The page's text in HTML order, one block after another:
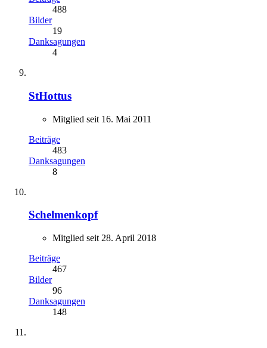
488
Bilder
19
Danksagungen
4
StHottus
Mitglied seit 16. Mai 2011
Beiträge
483
Danksagungen
8
Schelmenkopf
Mitglied seit 28. April 2018
Beiträge
467
Bilder
96
Danksagungen
148